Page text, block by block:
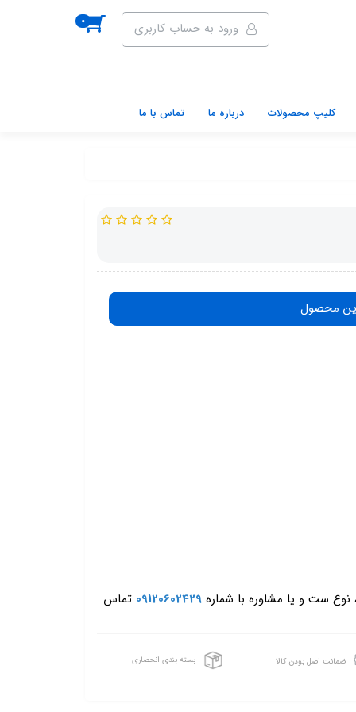
ورود به حساب کاربری 0
کلیپ محصولات درباره ما تماس با ما
محصول
نوع ست و یا مشاوره با شماره09120602429 تماس
ضمانت اصل بودن کالا بسته بندی انحصاری